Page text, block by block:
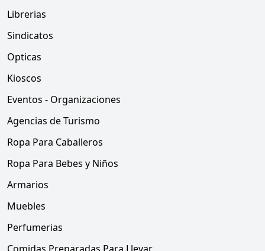
Librerias
Sindicatos
Opticas
Kioscos
Eventos - Organizaciones
Agencias de Turismo
Ropa Para Caballeros
Ropa Para Bebes y Niños
Armarios
Muebles
Perfumerias